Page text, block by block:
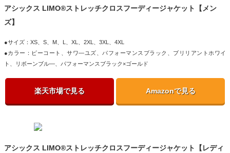
アシックス LIMO®ストレッチクロスフーディージャケット【メン
ズ】
●サイズ：XS、S、M、L、XL、2XL、3XL、4XL
●カラー：ピーコート、サワ―ユズ、パフォーマンスブラック、ブリリアントホワイ
ト、リボーンブル―、パフォーマンスブラック×ゴールド
楽天市場で見る Amazonで見る
アシックス LIMO®ストレッチクロスフーディージャケット【レディ